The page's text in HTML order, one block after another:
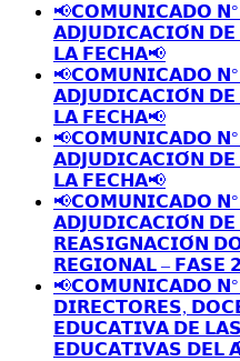
📢𝗖𝗢𝗠𝗨𝗡𝗜𝗖𝗔𝗗𝗢 𝗡°
𝗔𝗗𝗝𝗨𝗗𝗜𝗖𝗔𝗖𝗜𝗢́𝗡
𝗟𝗔 𝗙𝗘𝗖𝗛𝗔📢
📢𝗖𝗢𝗠𝗨𝗡𝗜𝗖𝗔𝗗𝗢 𝗡°
𝗔𝗗𝗝𝗨𝗗𝗜𝗖𝗔𝗖𝗜𝗢́𝗡
𝗟𝗔 𝗙𝗘𝗖𝗛𝗔📢
📢𝗖𝗢𝗠𝗨𝗡𝗜𝗖𝗔𝗗𝗢 𝗡°
𝗔𝗗𝗝𝗨𝗗𝗜𝗖𝗔𝗖𝗜𝗢́𝗡
𝗟𝗔 𝗙𝗘𝗖𝗛𝗔📢
📢𝗖𝗢𝗠𝗨𝗡𝗜𝗖𝗔𝗗𝗢 𝗡°
𝗔𝗗𝗝𝗨𝗗𝗜𝗖𝗔𝗖𝗜𝗢́𝗡
𝗥𝗘𝗔𝗦𝗜𝗚𝗡𝗔𝗖𝗜𝗢́𝗡
𝗥𝗘𝗚𝗜𝗢𝗡𝗔𝗟 – 𝗙𝗔𝗦𝗘
📢𝗖𝗢𝗠𝗨𝗡𝗜𝗖𝗔𝗗𝗢 𝗡°
𝗗𝗜𝗥𝗘𝗖𝗧𝗢𝗥𝗘𝗦,
𝗘𝗗𝗨𝗖𝗔𝗧𝗜𝗩𝗔 𝗗𝗘
𝗘𝗗𝗨𝗖𝗔𝗧𝗜𝗩𝗔𝗦 𝗗𝗘𝗟